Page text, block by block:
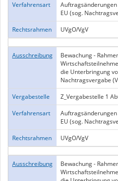
Verfahrensart
EU (sog.
Rechtsrahmen
UVgO/VgV
Ausschreibung
Bewachung -
die Unterbringung
Nachtragsvergabe
Vergabestelle
Z_Vergabestelle 1
Verfahrensart
EU (sog.
Rechtsrahmen
UVgO/VgV
Ausschreibung
Bewachung -